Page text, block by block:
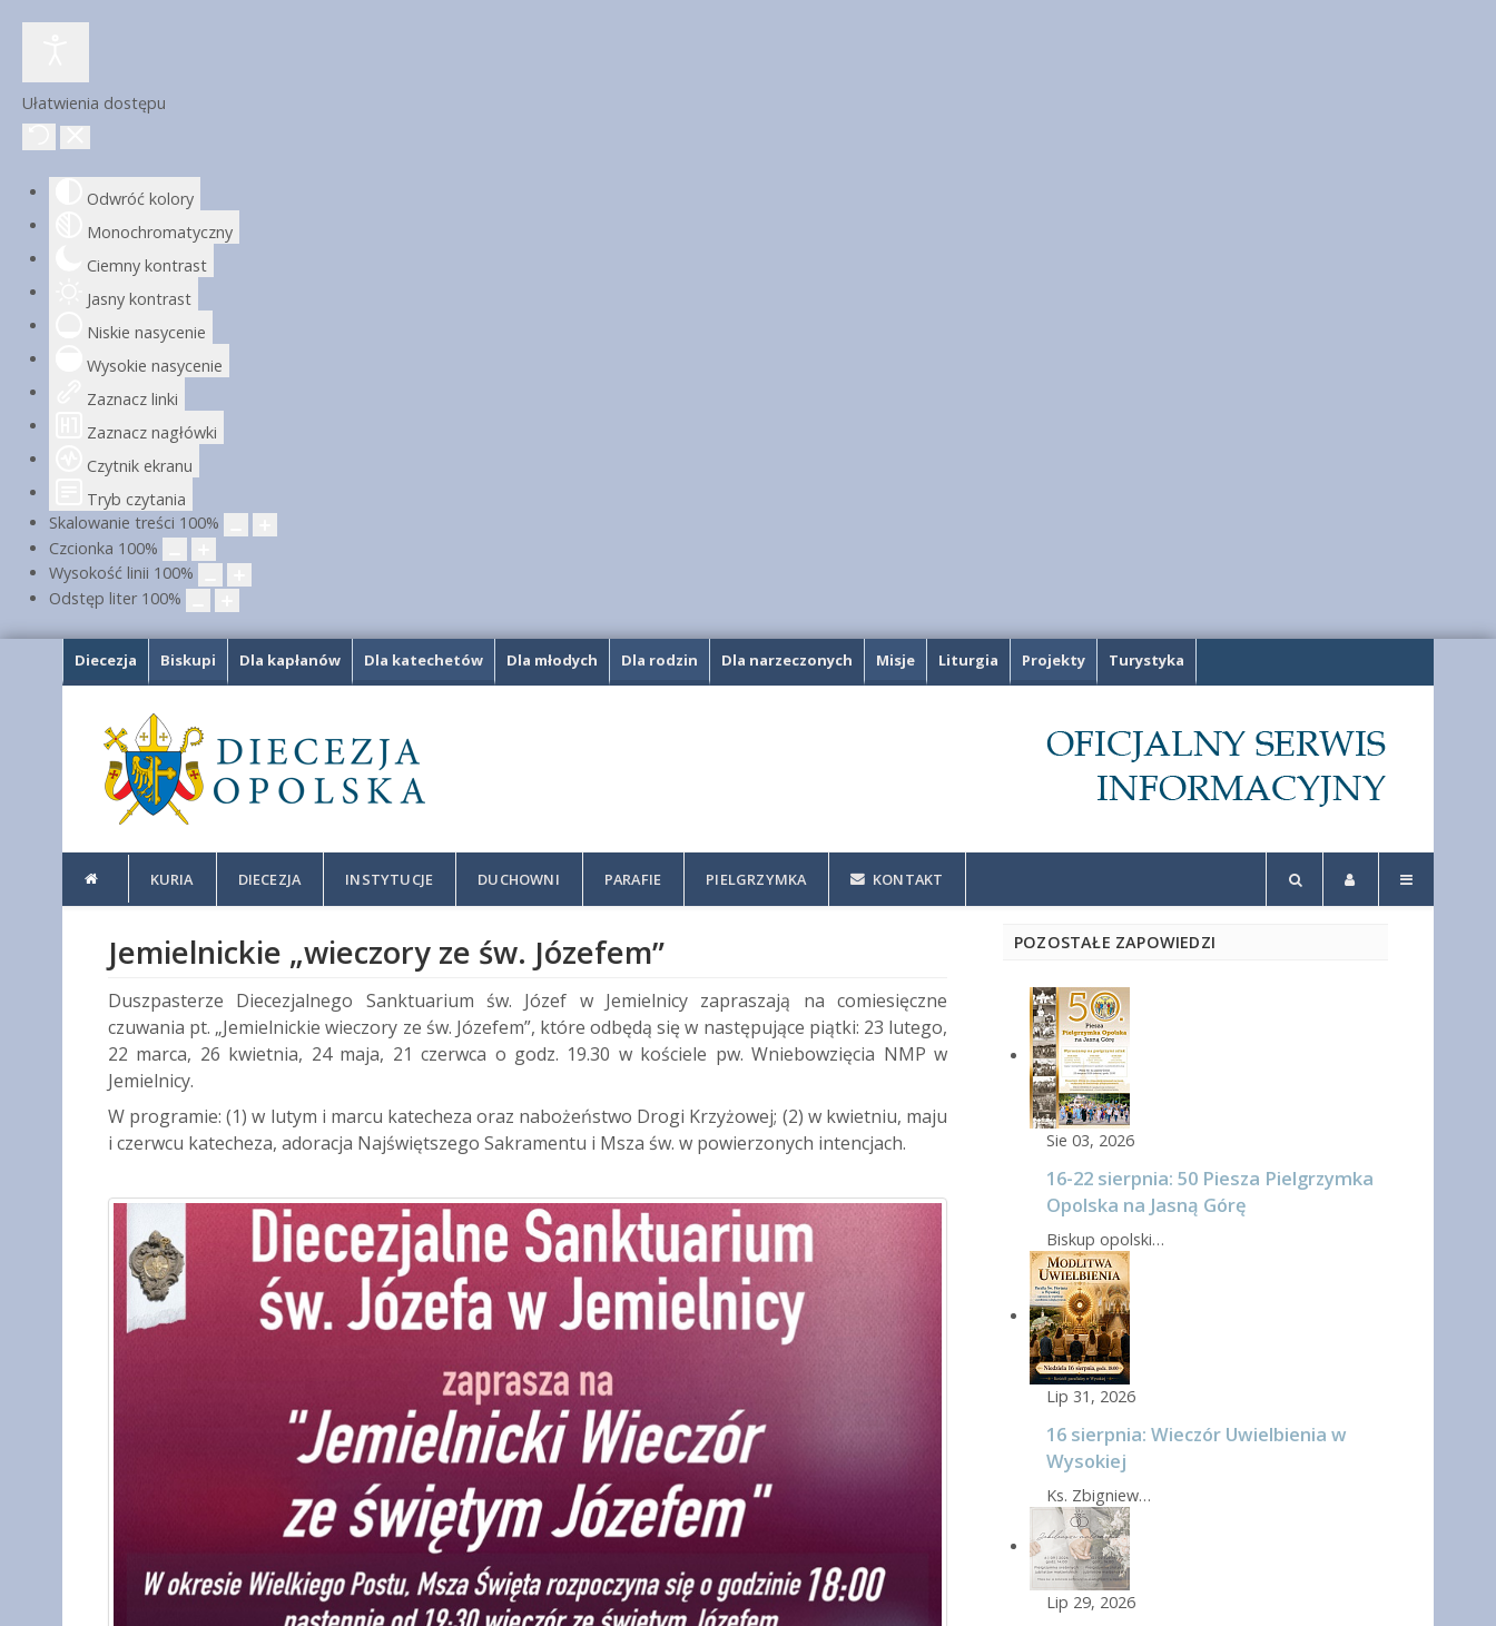
Ułatwienia dostępu
Odwróć kolory
Monochromatyczny
Ciemny kontrast
Jasny kontrast
Niskie nasycenie
Wysokie nasycenie
Zaznacz linki
Zaznacz nagłówki
Czytnik ekranu
Tryb czytania
Skalowanie treści 100%
Czcionka 100%
Wysokość linii 100%
Odstęp liter 100%
Diecezja Biskupi Dla kapłanów Dla katechetów Dla młodych Dla rodzin Dla narzeczonych Misje Liturgia Projekty Turystyka
KURIA DIECEZJA INSTYTUCJE DUCHOWNI PARAFIE PIELGRZYMKA KONTAKT
Jemielnickie „wieczory ze św. Józefem”
Duszpasterze Diecezjalnego Sanktuarium św. Józef w Jemielnicy zapraszają na comiesięczne
czuwania pt. „Jemielnickie wieczory ze św. Józefem”, które odbędą się w następujące piątki: 23 lutego,
22 marca, 26 kwietnia, 24 maja, 21 czerwca o godz. 19.30 w kościele pw. Wniebowzięcia NMP w
Jemielnicy.
W programie: (1) w lutym i marcu katecheza oraz nabożeństwo Drogi Krzyżowej; (2) w kwietniu, maju
i czerwcu katecheza, adoracja Najświętszego Sakramentu i Msza św. w powierzonych intencjach.
POZOSTAŁE ZAPOWIEDZI
Sie 03, 2026
16-22 sierpnia: 50 Piesza Pielgrzymka
Opolska na Jasną Górę
Biskup opolski…
Lip 31, 2026
16 sierpnia: Wieczór Uwielbienia w
Wysokiej
Ks. Zbigniew…
Lip 29, 2026